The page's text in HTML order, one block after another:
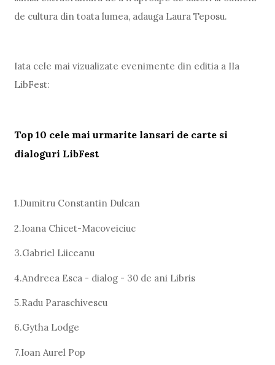
de cultura din toata lumea, adauga Laura Teposu.
Iata cele mai vizualizate evenimente din editia a IIa
LibFest:
Top 10 cele mai urmarite lansari de carte si
dialoguri LibFest
1.Dumitru Constantin Dulcan
2.Ioana Chicet-Macoveiciuc
3.Gabriel Liiceanu
4.Andreea Esca - dialog - 30 de ani Libris
5.Radu Paraschivescu
6.Gytha Lodge
7.Ioan Aurel Pop